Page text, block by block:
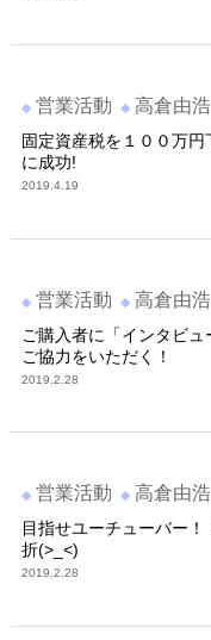
営業活動 高倉由浩
固定資産税を１００万円
に成功!
2019.4.19
営業活動 高倉由浩
ご購入者に「インタビュ
ご協力をいただく！
2019.2.28
営業活動 高倉由浩
目指せユーチューバー
折(>_<)
2019.2.28